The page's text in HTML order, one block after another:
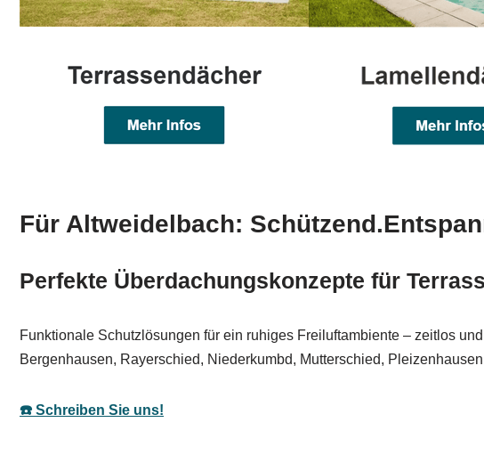
Für Altweidelbach:
Perfekte Überdachungskonzepte für
Funktionale Schutzlösungen für ein ruhiges Freiluftambiente – zeitlos
Bergenhausen, Rayerschied, Niederkumbd, Mutterschied,
☎️ Schreiben Sie uns!